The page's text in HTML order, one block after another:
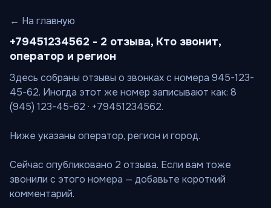
← На главную
+79451234562 - 2 отзыва, Кто звонит,
оператор и регион
Здесь собраны отзывы о звонках с номера 945-123-
45-62. Иногда этот же номер записывают как: 8
(945) 123-45-62 · +79451234562.
Ниже указаны оператор, регион и город.
Сейчас опубликовано 2 отзыва. Если вам тоже
звонили с этого номера — добавьте короткий
комментарий.